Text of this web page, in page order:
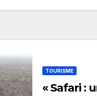
TOURISME
« Safari :